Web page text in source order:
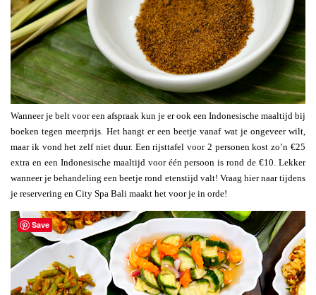
Wanneer je belt voor een afspraak kun je er ook een Indonesische maaltijd bij
boeken tegen meerprijs. Het hangt er een beetje vanaf wat je ongeveer wilt,
maar ik vond het zelf niet duur. Een rijsttafel voor 2 personen kost zo’n €25
extra en een Indonesische maaltijd voor één persoon is rond de €10. Lekker
wanneer je behandeling een beetje rond etenstijd valt! Vraag hier naar tijdens
je reservering en City Spa Bali maakt het voor je in orde!
Save